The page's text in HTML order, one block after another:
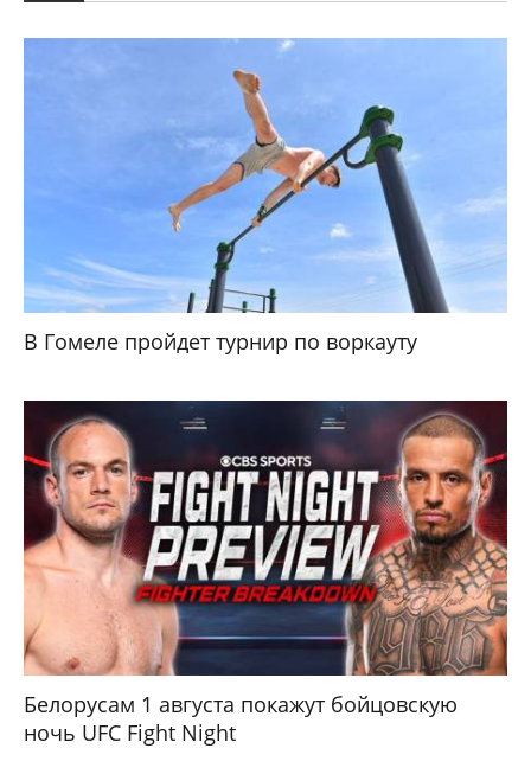
В Гомеле пройдет турнир по воркауту
Белорусам 1 августа покажут бойцовскую
ночь UFC Fight Night